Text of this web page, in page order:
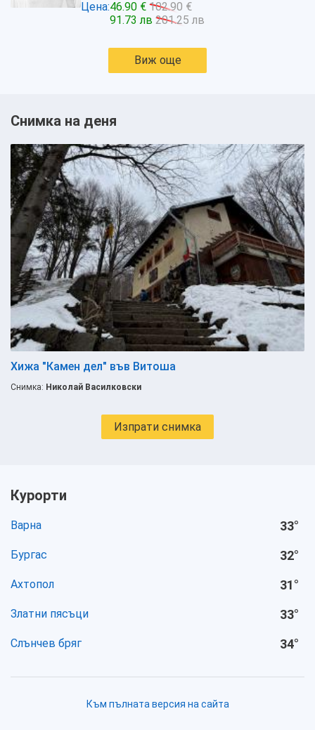
Цена:46.90 € 102.90 €
91.73 лв 201.25 лв
Виж още
Снимка на деня
Хижа "Камен дел" във Витоша
Снимка: Николай Василковски
Изпрати снимка
Курорти
Варна 33°
Бургас 32°
Ахтопол 31°
Златни пясъци 33°
Слънчев бряг 34°
Към пълната версия на сайта